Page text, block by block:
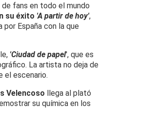
fans en todo el mundo
su éxito 'A partir de hoy',
España con la que
'Ciudad de papel', que es
La artista no deja de
el escenario.
Velencoso llega al plató
su química en los